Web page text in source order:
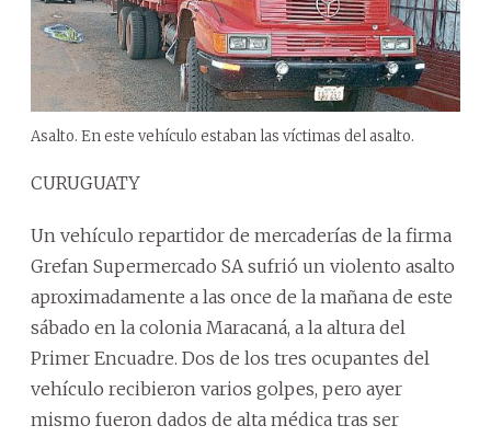
Asalto. En este vehículo estaban las víctimas del asalto.
CURUGUATY
Un vehículo repartidor de mercaderías de la firma
Grefan Supermercado SA sufrió un violento asalto
aproximadamente a las once de la mañana de este
sábado en la colonia Maracaná, a la altura del
Primer Encuadre. Dos de los tres ocupantes del
vehículo recibieron varios golpes, pero ayer
mismo fueron dados de alta médica tras ser